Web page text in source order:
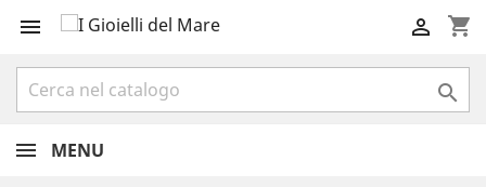
 shopping_cart


MENU